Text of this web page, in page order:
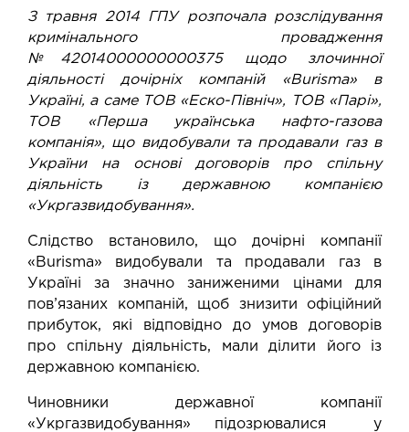
З травня 2014 ГПУ розпочала розслідування
кримінального провадження
№42014000000000375 щодо злочинної
діяльності дочірніх компаній «Burisma» в
Україні, а саме ТОВ «Еско-Північ», ТОВ «Парі»,
ТОВ «Перша українська нафто-газова
компанія», що видобували та продавали газ в
України на основі договорів про спільну
діяльність із державною компанією
«Укргазвидобування».
Слідство встановило, що дочірні компанії
«Burisma» видобували та продавали газ в
Україні за значно заниженими цінами для
пов’язаних компаній, щоб знизити офіційний
прибуток, які відповідно до умов договорів
про спільну діяльність, мали ділити його із
державною компанією.
Чиновники державної компанії
«Укргазвидобування» підозрювалися у